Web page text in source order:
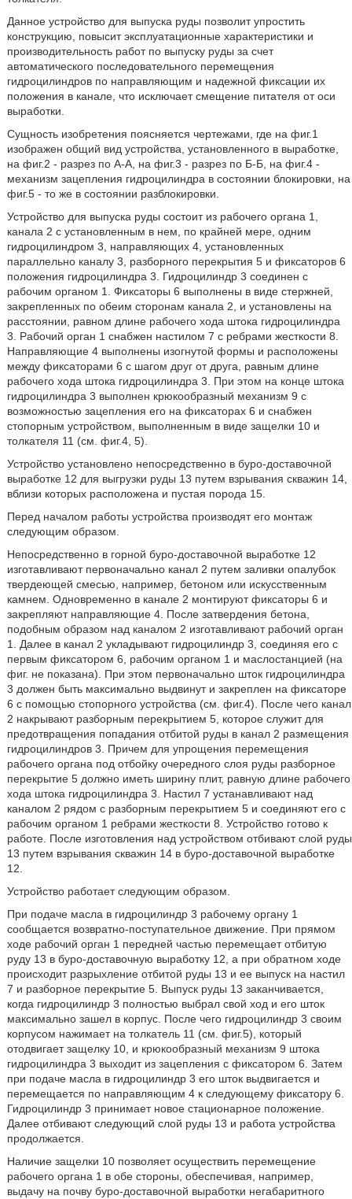
Данное устройство для выпуска руды позволит упростить
конструкцию, повысит эксплуатационные характеристики и
производительность работ по выпуску руды за счет
автоматического последовательного перемещения
гидроцилиндров по направляющим и надежной фиксации их
положения в канале, что исключает смещение питателя от оси
выработки.
Сущность изобретения поясняется чертежами, где на фиг.1
изображен общий вид устройства, установленного в выработке,
на фиг.2 - разрез по А-А, на фиг.3 - разрез по Б-Б, на фиг.4 -
механизм зацепления гидроцилиндра в состоянии блокировки, на
фиг.5 - то же в состоянии разблокировки.
Устройство для выпуска руды состоит из рабочего органа 1,
канала 2 с установленным в нем, по крайней мере, одним
гидроцилиндром 3, направляющих 4, установленных
параллельно каналу 3, разборного перекрытия 5 и фиксаторов 6
положения гидроцилиндра 3. Гидроцилиндр 3 соединен с
рабочим органом 1. Фиксаторы 6 выполнены в виде стержней,
закрепленных по обеим сторонам канала 2, и установлены на
расстоянии, равном длине рабочего хода штока гидроцилиндра
3. Рабочий орган 1 снабжен настилом 7 с ребрами жесткости 8.
Направляющие 4 выполнены изогнутой формы и расположены
между фиксаторами 6 с шагом друг от друга, равным длине
рабочего хода штока гидроцилиндра 3. При этом на конце штока
гидроцилиндра 3 выполнен крюкообразный механизм 9 с
возможностью зацепления его на фиксаторах 6 и снабжен
стопорным устройством, выполненным в виде защелки 10 и
толкателя 11 (см. фиг.4, 5).
Устройство установлено непосредственно в буро-доставочной
выработке 12 для выгрузки руды 13 путем взрывания скважин 14,
вблизи которых расположена и пустая порода 15.
Перед началом работы устройства производят его монтаж
следующим образом.
Непосредственно в горной буро-доставочной выработке 12
изготавливают первоначально канал 2 путем заливки опалубок
твердеющей смесью, например, бетоном или искусственным
камнем. Одновременно в канале 2 монтируют фиксаторы 6 и
закрепляют направляющие 4. После затвердения бетона,
подобным образом над каналом 2 изготавливают рабочий орган
1. Далее в канал 2 укладывают гидроцилиндр 3, соединяя его с
первым фиксатором 6, рабочим органом 1 и маслостанцией (на
фиг. не показана). При этом первоначально шток гидроцилиндра
3 должен быть максимально выдвинут и закреплен на фиксаторе
6 с помощью стопорного устройства (см. фиг.4). После чего канал
2 накрывают разборным перекрытием 5, которое служит для
предотвращения попадания отбитой руды в канал 2 размещения
гидроцилиндров 3. Причем для упрощения перемещения
рабочего органа под отбойку очередного слоя руды разборное
перекрытие 5 должно иметь ширину плит, равную длине рабочего
хода штока гидроцилиндра 3. Настил 7 устанавливают над
каналом 2 рядом с разборным перекрытием 5 и соединяют его с
рабочим органом 1 ребрами жесткости 8. Устройство готово к
работе. После изготовления над устройством отбивают слой руды
13 путем взрывания скважин 14 в буро-доставочной выработке
12.
Устройство работает следующим образом.
При подаче масла в гидроцилиндр 3 рабочему органу 1
сообщается возвратно-поступательное движение. При прямом
ходе рабочий орган 1 передней частью перемещает отбитую
руду 13 в буро-доставочную выработку 12, а при обратном ходе
происходит разрыхление отбитой руды 13 и ее выпуск на настил
7 и разборное перекрытие 5. Выпуск руды 13 заканчивается,
когда гидроцилиндр 3 полностью выбрал свой ход и его шток
максимально зашел в корпус. После чего гидроцилиндр 3 своим
корпусом нажимает на толкатель 11 (см. фиг.5), который
отодвигает защелку 10, и крюкообразный механизм 9 штока
гидроцилиндра 3 выходит из зацепления с фиксатором 6. Затем
при подаче масла в гидроцилиндр 3 его шток выдвигается и
перемещается по направляющим 4 к следующему фиксатору 6.
Гидроцилиндр 3 принимает новое стационарное положение.
Далее отбивают следующий слой руды 13 и работа устройства
продолжается.
Наличие защелки 10 позволяет осуществить перемещение
рабочего органа 1 в обе стороны, обеспечивая, например,
выдачу на почву буро-доставочной выработки негабаритного